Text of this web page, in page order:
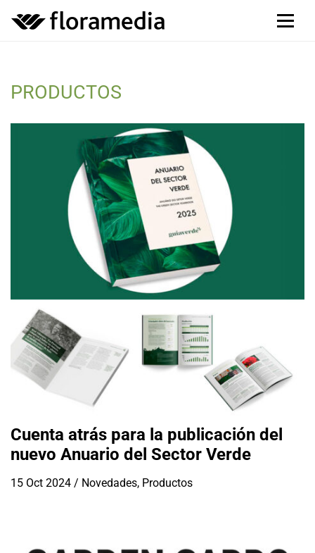
PRODUCTOS
Cuenta atrás para la publicación del
nuevo Anuario del Sector Verde
15 Oct 2024 / Novedades, Productos